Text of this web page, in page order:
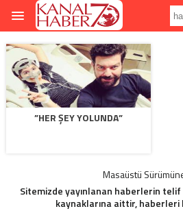
”HER ŞEY YOLUNDA”
Masaüstü
Sitemizde yayınlanan haberlerin
kaynaklarına aittir, haberleri